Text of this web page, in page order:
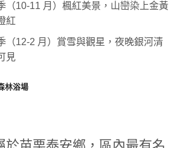
（10-11 月）楓紅美景，山巒染上金黃
紅
（12-2 月）賞雪與觀星，夜晚銀河清
見
林浴場